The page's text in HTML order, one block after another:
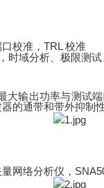
校准， TRL校准
时域分析、极限测
大输出功率与测试端
的通带和带外抑制性
网络分析仪，